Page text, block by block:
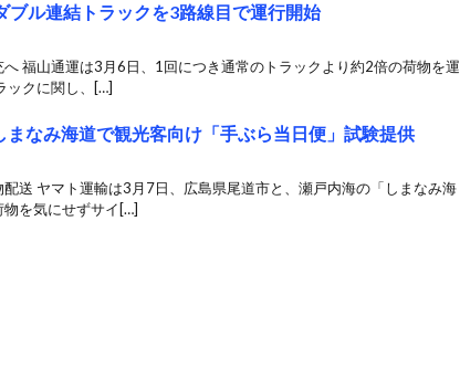
ブル連結トラックを3路線目で運行開始
福山通運は3月6日、1回につき通常のトラックより約2倍の荷物を運
ックに関し、[…]
なみ海道で観光客向け「手ぶら当日便」試験提供
送 ヤマト運輸は3月7日、広島県尾道市と、瀬戸内海の「しまなみ海
を気にせずサイ[…]